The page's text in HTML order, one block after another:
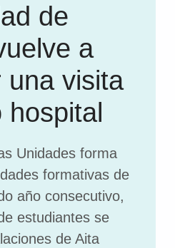
de
a
una visita
hospital
Unidades forma
formativas de
año consecutivo,
estudiantes se
de Aita